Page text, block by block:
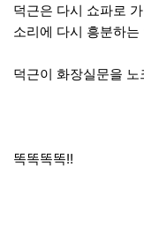
덕근은 다시 쇼파로
소리에 다시 흥분하는
덕근이 화장실문을 노
똑똑똑똑!!